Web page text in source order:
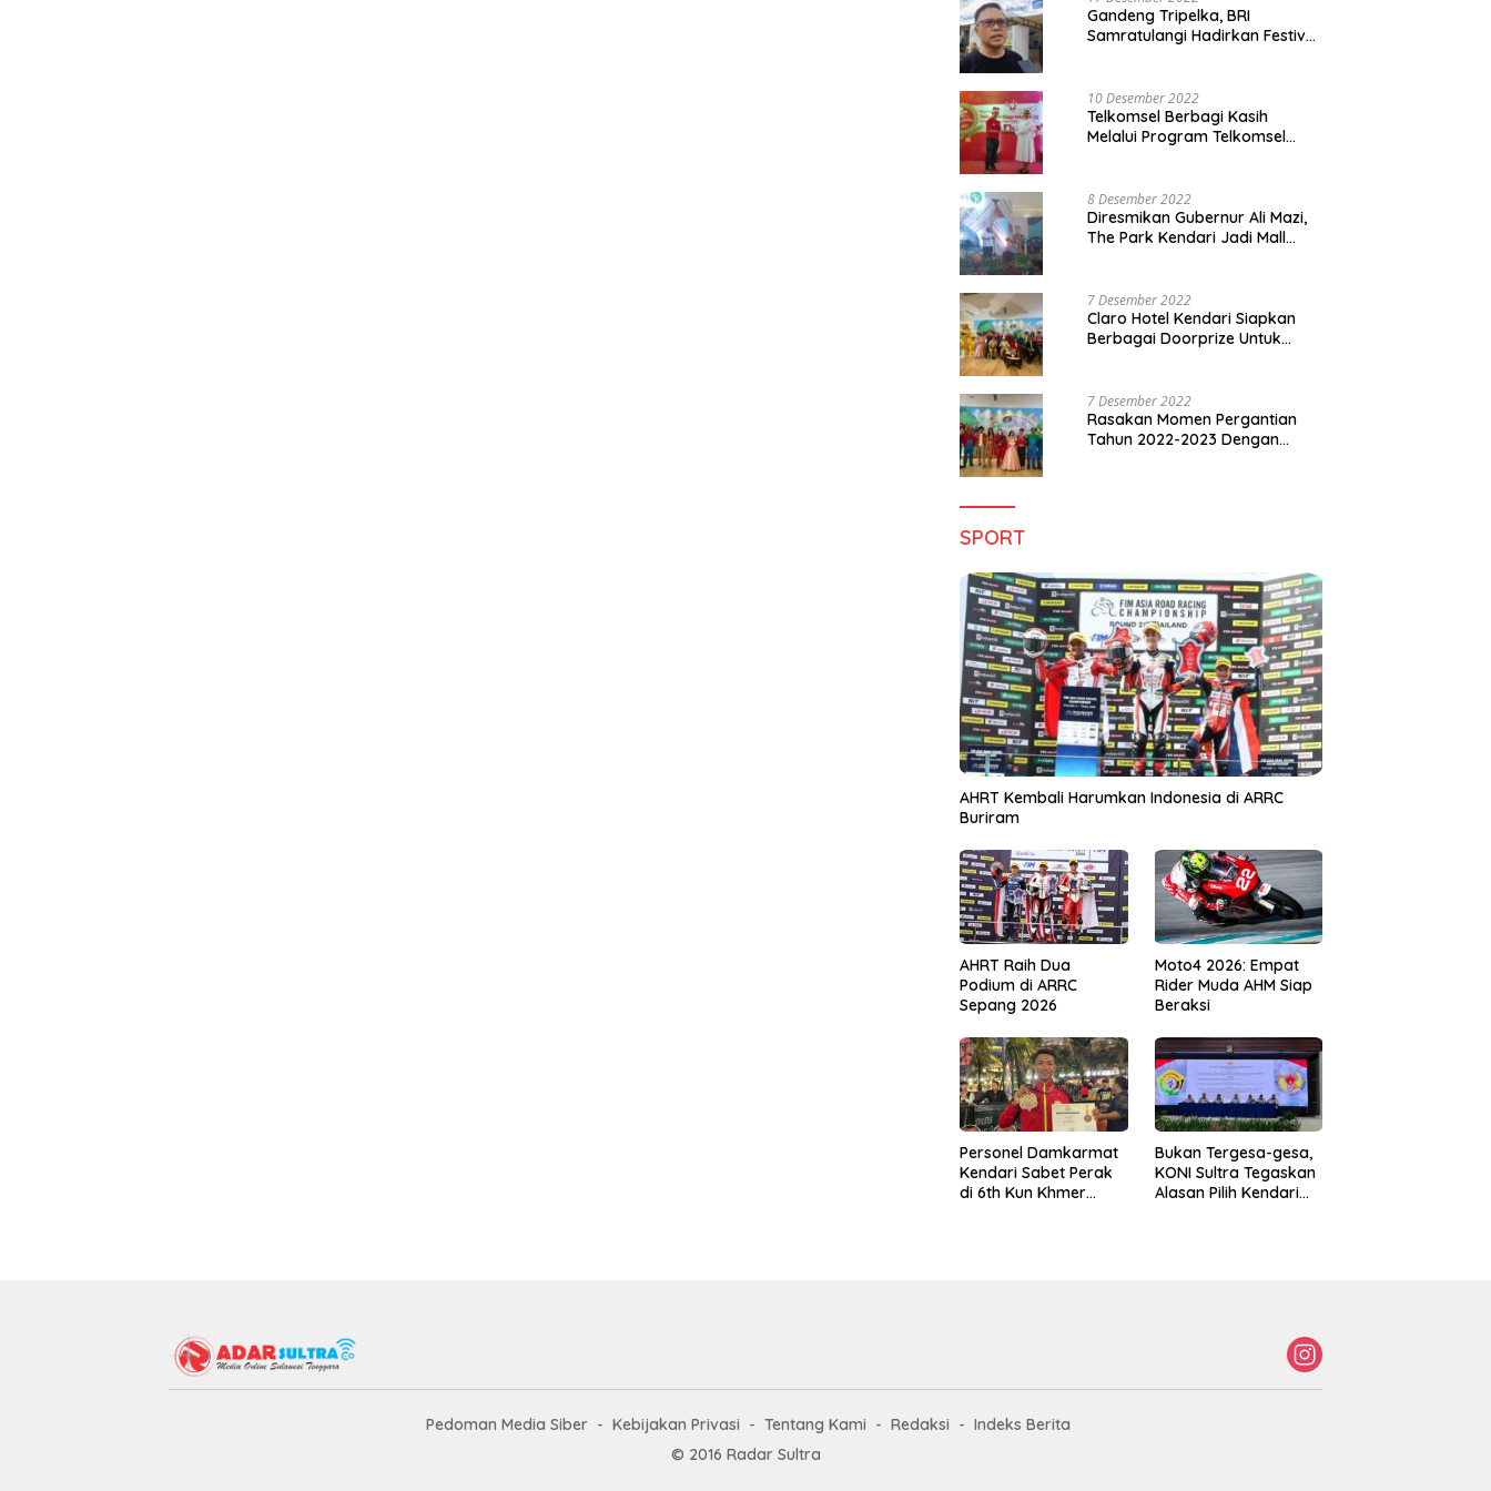
Gandeng Tripelka, BRI
Samratulangi Hadirkan Festival
10 Desember 2022
Telkomsel Berbagi Kasih
Melalui Program Telkomsel
8 Desember 2022
Diresmikan Gubernur Ali Mazi,
The Park Kendari Jadi Mall
7 Desember 2022
Claro Hotel Kendari Siapkan
Berbagai Doorprize Untuk
7 Desember 2022
Rasakan Momen Pergantian
Tahun 2022-2023 Dengan
SPORT
AHRT Kembali Harumkan Indonesia di ARRC
Buriram
AHRT Raih Dua
Podium di ARRC
Sepang 2026
Moto4 2026: Empat
Rider Muda AHM Siap
Beraksi
Personel Damkarmat
Kendari Sabet Perak
di 6th Kun Khmer
Bukan Tergesa-gesa,
KONI Sultra Tegaskan
Alasan Pilih Kendari
Pedoman Media Siber Kebijakan Privasi Tentang Kami Redaksi
Indeks Berita
© 2016 Radar Sultra